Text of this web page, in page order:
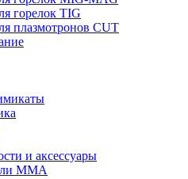
горелок TIG
плазмотронов CUT
и аксессуары
MMA